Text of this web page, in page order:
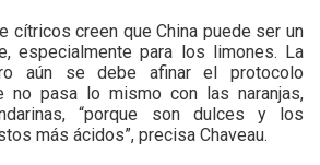
cítricos creen que China puede ser un
especialmente para los limones. La
aún se debe afinar el protocolo
no pasa lo mismo con las naranjas,
“porque son dulces y los
más ácidos”, precisa Chaveau.